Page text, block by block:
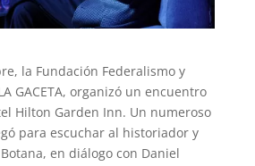
la Fundación Federalismo y
GACETA, organizó un encuentro
Hilton Garden Inn. Un numeroso
para escuchar al historiador y
en diálogo con Daniel